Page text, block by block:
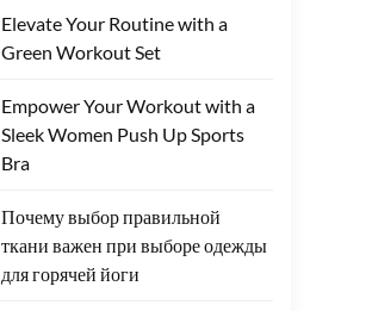
Elevate Your Routine with a
Green Workout Set
Empower Your Workout with a
Sleek Women Push Up Sports
Bra
Почему выбор правильной
ткани важен при выборе одежды
для горячей йоги